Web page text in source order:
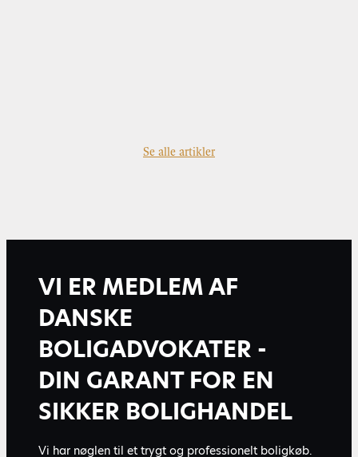
Se alle artikler
VI ER MEDLEM AF
DANSKE
BOLIGADVOKATER -
DIN GARANT FOR EN
SIKKER BOLIGHANDEL
Vi har nøglen til et trygt og professionelt boligkøb.